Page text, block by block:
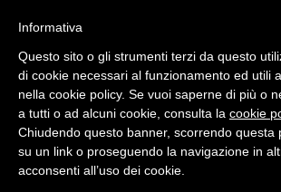
INDICE VERSIONI
MODIFICHE
Informativa
Questo sito o gli strumenti terzi da questo
di cookie necessari al funzionamento ed utili
nella cookie policy. Se vuoi saperne di più o
a tutti o ad alcuni cookie, consulta la cookie
Chiudendo questo banner, scorrendo questa
su un link o proseguendo la navigazione in
acconsenti all’uso dei cookie.